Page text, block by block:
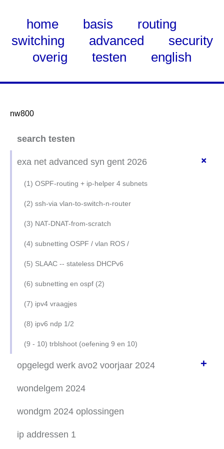
home basis
routing
switching
advanced
security
overig
testen english
nw800
search testen
+
exa net advanced syn gent 2026
(1) OSPF-routing + ip-helper 4 subnets
(2) ssh-via vlan-to-switch-n-router
(3) NAT-DNAT-from-scratch
(4) subnetting OSPF / vlan ROS /
(5) SLAAC -- stateless DHCPv6
(6) subnetting en ospf (2)
(7) ipv4 vraagjes
(8) ipv6 ndp 1/2
(9 - 10) trblshoot (oefening 9 en 10)
+
opgelegd werk avo2 voorjaar 2024
PT-opdracht 1: slaac / stateless DHCPv6
PT-opdracht 2: vlans, vtp en dtp
wondelgem 2024
wondgm 2024 oplossingen
ip addressen 1